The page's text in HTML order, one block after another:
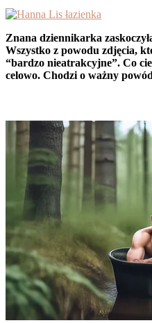
Znana dziennikarka
Wszystko z powodu zdjęcia,
“bardzo nieatrakcyjne”. Co
celowo. Chodzi o ważny